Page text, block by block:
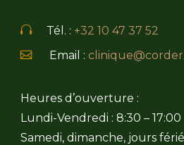
Tél. : +32 10 47 37 52
Email :
Heures d’ouverture :
Lundi-Vendredi : 8:30 – 17:00
Samedi, dimanche, jours